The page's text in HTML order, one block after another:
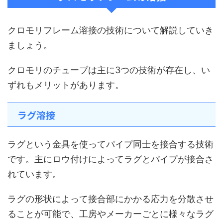
クロモリフレーム溶接の技術について解説していき
ましょう。
クロモリのチューブは主に3つの技術が存在し、い
ずれもメリットがあります。
ラグ溶接
ラグという金具を使ってパイプ同士を接合する技術
です。主にロウ付けによってラグとパイプが接合さ
れています。
ラグの形状によって接合部にかかる応力を分散させ
ることが可能で、工房やメーカーごとに様々なラグ